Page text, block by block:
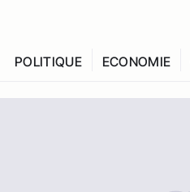
POLITIQUE ECONOMIE